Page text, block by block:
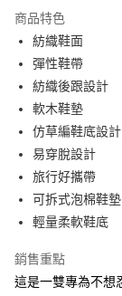
宅配
每筆NT$100
宅配 1
每筆NT$100，滿
商品特色
紡織鞋面
彈性鞋帶
紡織後跟設計
軟木鞋墊
仿草編鞋底設計
易穿脫設計
旅行好攜帶
可拆式泡棉鞋墊
輕量柔軟鞋底
銷售重點
這是一雙專為不想